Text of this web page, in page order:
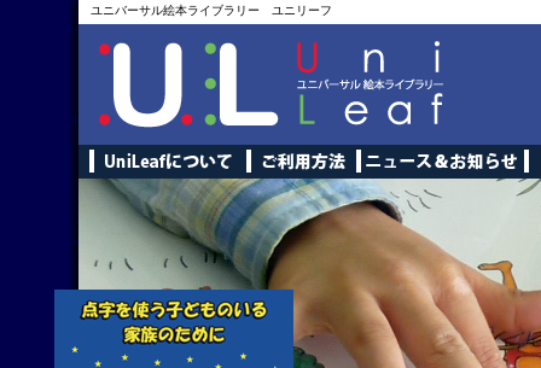
ユニバーサル絵本ライブラリー ユニリーフ